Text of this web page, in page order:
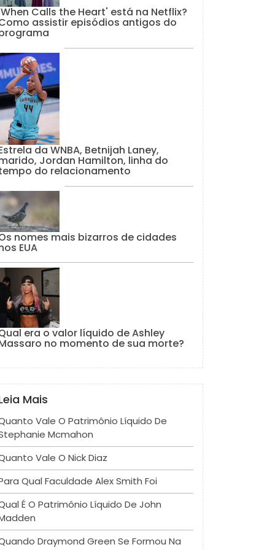
Calls the Heart' está na Netflix?
assistir episódios antigos do
da WNBA, Betnijah Laney,
Jordan Hamilton, linha do
do relacionamento
nomes mais bizarros de cidades
EUA
era o valor líquido de Ashley
no momento de sua morte?
Mais
Vale O Patrimônio Líquido De
Mcmahon
Vale O Nick Diaz
Qual Faculdade Alex Smith Foi
É O Patrimônio Líquido De John
Draymond Green Se Formou Na